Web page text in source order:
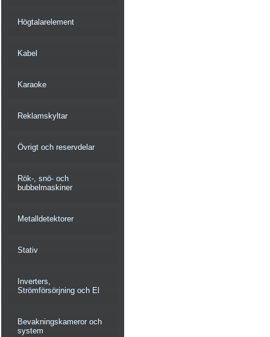
Högtalarelement
Kabel
Karaoke
Reklamskyltar
Övrigt och reservdelar
Rök-, snö- och
bubbelmaskiner
Metalldetektorer
Stativ
Inverters,
Strömförsörjning och El
Bevakningskameror och
system